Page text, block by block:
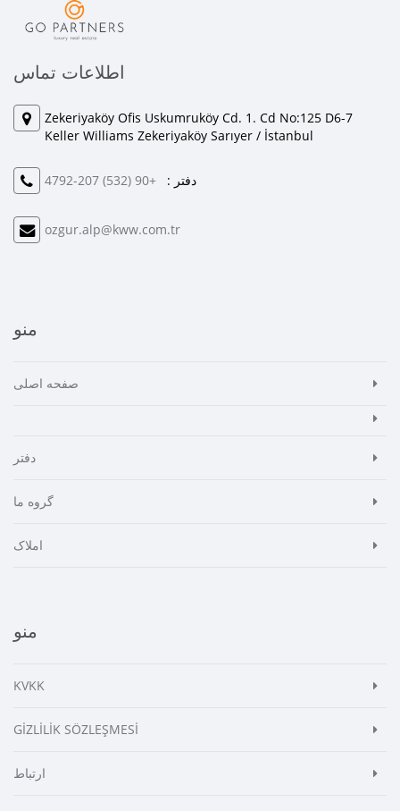
اطلاعات تماس
Zekeriyaköy Ofis Uskumruköy Cd. 1. Cd No:125 D6-7
Keller Williams Zekeriyaköy Sarıyer / İstanbul
دفتر : +90 (532) 207-4792
ozgur.alp@kww.com.tr
منو
صفحه اصلی
دفتر
گروه ما
املاک
منو
KVKK
GİZLİLİK SÖZLEŞMESİ
ارتباط